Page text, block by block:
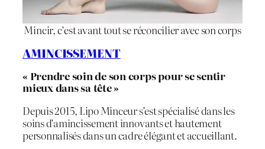
Mincir, c’est avant tout se réconcilier avec son corps
AMINCISSEMENT
« Prendre soin de son corps pour se sentir
mieux dans sa tête »
Depuis 2015, Lipo Minceur s’est spécialisé dans les
soins d’amincissement innovants et hautement
personnalisés dans un cadre élégant et accueillant.